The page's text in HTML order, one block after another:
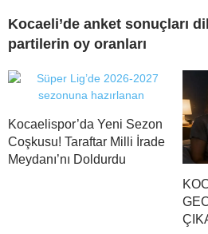
Kocaeli’de anket sonuçları
partilerin oy oranları
Kocaelispor’da Yeni Sezon
Coşkusu! Taraftar Milli İrade
Meydanı’nı Doldurdu